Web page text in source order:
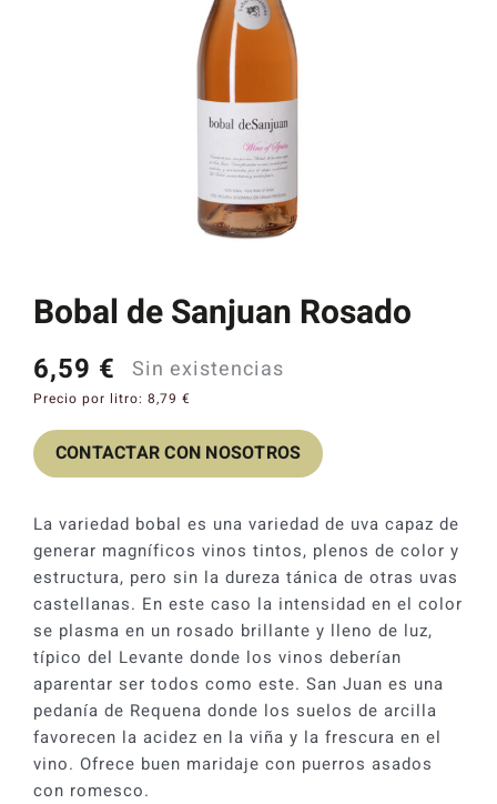
Bobal de Sanjuan Rosado
6,59 € Sin existencias
Precio por litro: 8,79 €
CONTACTAR CON NOSOTROS
La variedad bobal es una variedad de uva capaz de
generar magníficos vinos tintos, plenos de color y
estructura, pero sin la dureza tánica de otras uvas
castellanas. En este caso la intensidad en el color
se plasma en un rosado brillante y lleno de luz,
típico del Levante donde los vinos deberían
aparentar ser todos como este. San Juan es una
pedanía de Requena donde los suelos de arcilla
favorecen la acidez en la viña y la frescura en el
vino. Ofrece buen maridaje con puerros asados
con romesco.